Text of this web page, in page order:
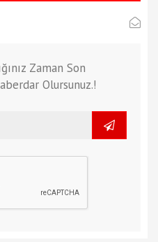
Zaman Son
Olursunuz.!